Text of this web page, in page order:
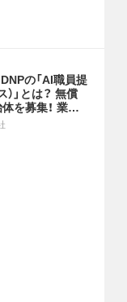
DNPの「AI職員提
」とは？ 無償
を募集！ 業務
ービスを向上さ